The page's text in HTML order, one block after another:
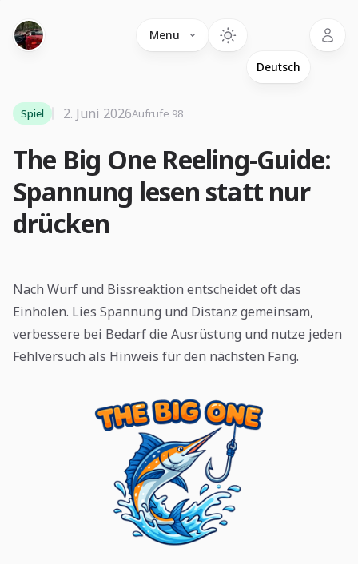
Menu
The Big One Reeling-Guide:
Spannung lesen statt nur
drücken
Spiel 2. Juni 2026Aufrufe 98
Nach Wurf und Bissreaktion entscheidet oft das
Einholen. Lies Spannung und Distanz gemeinsam,
verbessere bei Bedarf die Ausrüstung und nutze jeden
Fehlversuch als Hinweis für den nächsten Fang.